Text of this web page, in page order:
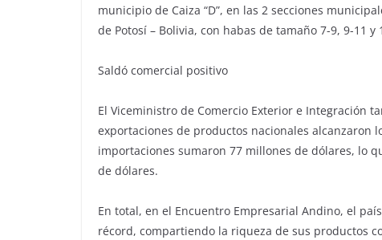
municipio de Caiza “D”, en las 2 secciones
de Potosí – Bolivia, con habas de tamaño 7-9, 9-11 y
Saldó comercial positivo
El Viceministro de Comercio Exterior e Integración
exportaciones de productos nacionales alcanzaron
importaciones sumaron 77 millones de dólares, lo
de dólares.
En total, en el Encuentro Empresarial Andino, el
récord, compartiendo la riqueza de sus productos